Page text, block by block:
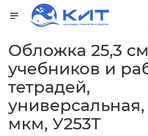
Обложка 25,3
учебников и
тетрадей,
универсальная,
мкм, У253Т